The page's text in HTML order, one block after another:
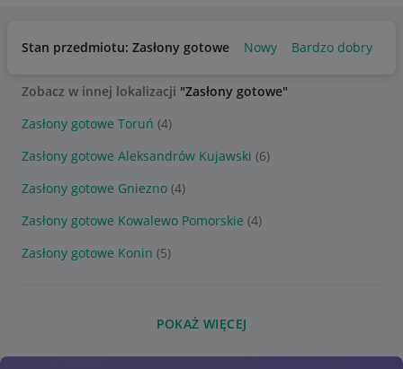
Stan przedmiotu: Zasłony gotowe Nowy Bardzo dobry
Zobacz w innej lokalizacji "Zasłony gotowe"
Zasłony gotowe Toruń (4)
Zasłony gotowe Aleksandrów Kujawski (6)
Zasłony gotowe Gniezno (4)
Zasłony gotowe Kowalewo Pomorskie (4)
Zasłony gotowe Konin (5)
POKAŻ WIĘCEJ